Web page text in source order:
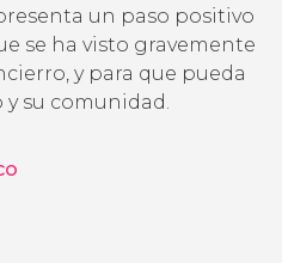
un paso positivo
se ha visto gravemente
y para que pueda
su comunidad.